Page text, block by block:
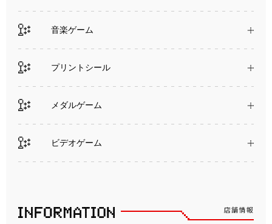
音楽ゲーム
プリントシール
メダルゲーム
ビデオゲーム
店舗情報